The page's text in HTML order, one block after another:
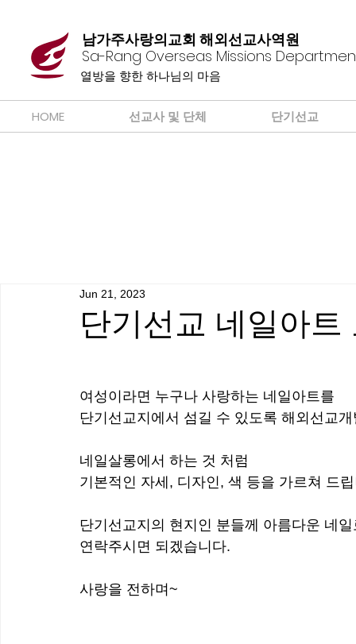
남가주사랑의교회 해외선교사역원
Sa-Rang Overseas Missions
​열방을 향한 하나님의 마음
HOME 선교사 및 단체 단기선교
단기선교 네일아트
Jun 21, 2023
여성이라면 누구나 사랑하는 네일아트를
단기선교지에서 섬길 수 있도록 해외선교
네일살롱에서 하는 것 처럼
기본적인 자세, 디자인, 색 등을 가르쳐 드
단기선교지의 현지인 분들께 아름다운 네
연락주시면 되겠습니다.
사랑을 전하며~